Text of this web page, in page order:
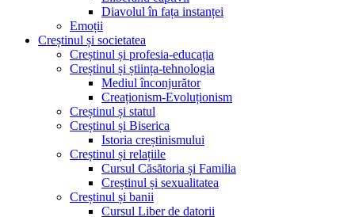
Diavolul în fața instanței
Emoții
Creștinul și societatea
Creștinul și profesia-educația
Creștinul și știința-tehnologia
Mediul înconjurător
Creaționism-Evoluționism
Creștinul și statul
Creștinul și Biserica
Istoria creștinismului
Creștinul și relațiile
Cursul Căsătoria și Familia
Creștinul și sexualitatea
Creștinul și banii
Cursul Liber de datorii